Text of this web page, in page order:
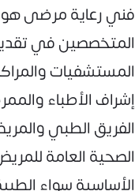
فني رعاية مرضى هو
المتخصصين في
المستشفيات
إشراف الأطباء
الفريق الطبي
الصحية العامة
الأساسية سواء